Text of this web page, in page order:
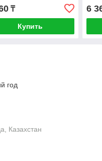
₸
Купить
6
год
Казахстан